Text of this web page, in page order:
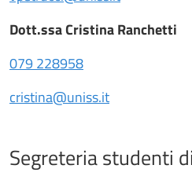
Dott.ssa Cristina Ranchetti
079 228958
cristina@uniss.it
Segreteria studenti